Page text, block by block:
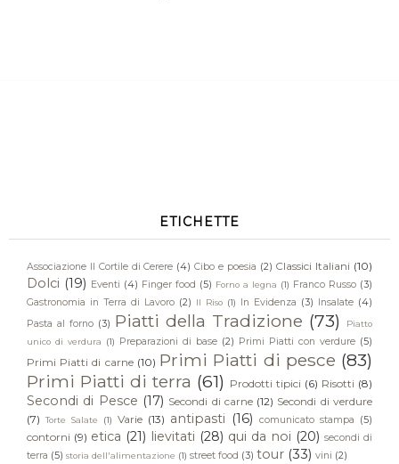
ETICHETTE
Associazione Il Cortile di Cerere (4) Cibo e poesia (2) Classici Italiani (10)
Dolci (19) Eventi (4) Finger food (5) Forno a legna (1) Franco Russo (3)
Gastronomia in Terra di Lavoro (2) Il Riso (1) In Evidenza (3) Insalate (4)
Pasta al forno (3) Piatti della Tradizione (73)
Piatto
unico di verdura
(1) Preparazioni di base (2) Primi Piatti con verdure (5)
Primi Piatti di carne (10) Primi Piatti di pesce (83)
Primi Piatti di terra (61) Prodotti tipici (6) Risotti (8)
Secondi di Pesce (17) Secondi di carne (12) Secondi di verdure
(7)
Torte Salate (1) Varie (13) antipasti (16) comunicato stampa (5)
contorni (9) etica (21) lievitati (28) qui da noi (20) secondi di
terra (5) storia dell'alimentazione (1) street food (3) tour (33) vini (2)